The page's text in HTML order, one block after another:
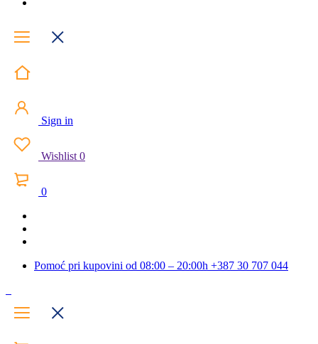
Sign in
Wishlist 0
0
Pomoć pri kupovini od 08:00 – 20:00h +387 30 707 044